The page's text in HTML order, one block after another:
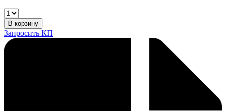
Аппарат
точечной
сварки
FoxWeld
МТ-63
В корзину
Запросить КП